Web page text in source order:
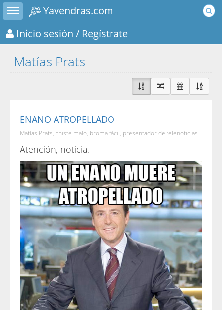
Toggle sidebar
Yavendras.com
Inicio sesión / Regístrate
Matías Prats
ENANO ATROPELLADO
Matías Prats, chiste malo, broma fácil, presentador de telenoticias
Atención, noticia.